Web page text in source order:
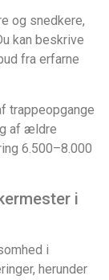
og snedkere,
kan beskrive
fra erfarne
trappeopgange
af ældre
6.500–8.000
i
i
herunder